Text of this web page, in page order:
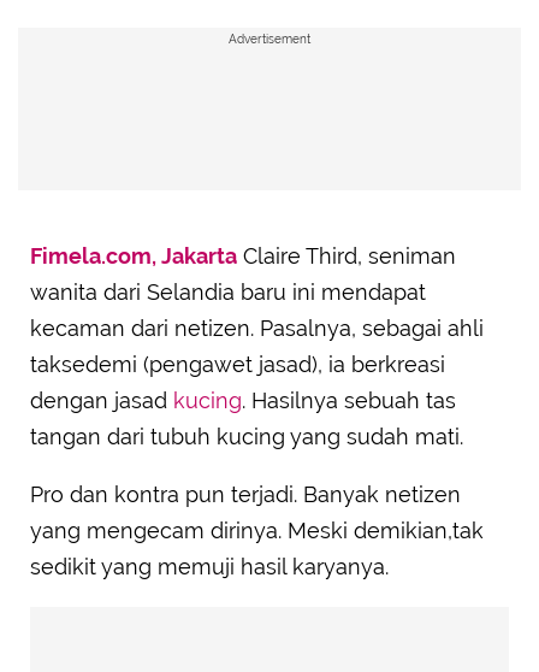
Advertisement
Fimela.com, Jakarta Claire Third, seniman
wanita dari Selandia baru ini mendapat
kecaman dari netizen. Pasalnya, sebagai ahli
taksedemi (pengawet jasad), ia berkreasi
dengan jasad kucing. Hasilnya sebuah tas
tangan dari tubuh kucing yang sudah mati.
Pro dan kontra pun terjadi. Banyak netizen
yang mengecam dirinya. Meski demikian,tak
sedikit yang memuji hasil karyanya.